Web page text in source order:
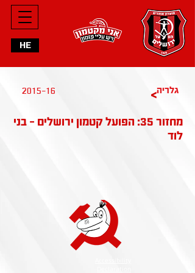
HE
2015-16 >גלריה
מחזור 35: הפועל קטמון ירושלים - בני
לוד